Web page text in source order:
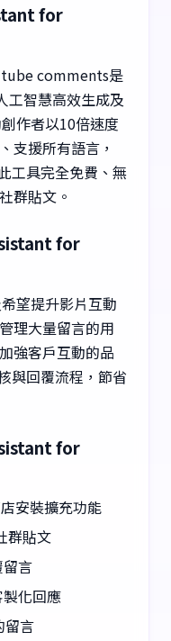
for
comments是
工智慧高效生成及
作者以10倍速度
支援所有語言，
工具完全免費、無
群貼文。
for
望提升影片互動
理大量留言的用
強客戶互動的品
與回覆流程，節省
for
安裝擴充功能
群貼文
言
化回應
留言